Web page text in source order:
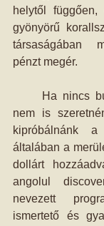
helytől
gyönyörű
társaságában
pénzt megér.
nem is
kipróbálnánk
általában a
dollárt
angolul
nevezett
ismertető és